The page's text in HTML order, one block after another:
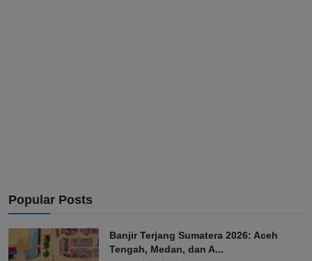
Popular Posts
Banjir Terjang Sumatera 2026: Aceh
Tengah, Medan, dan A...